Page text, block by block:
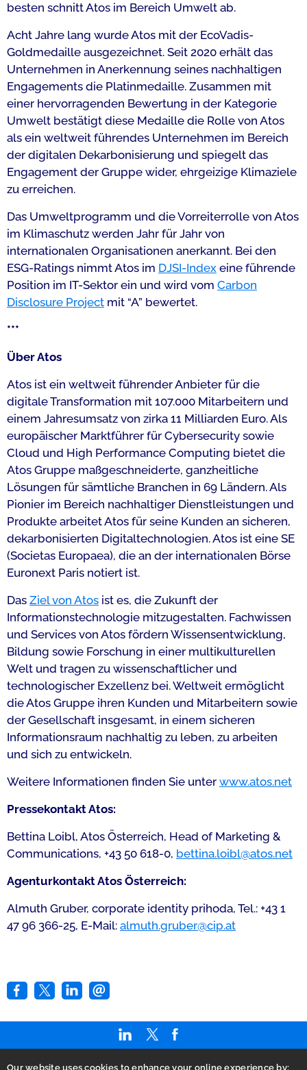
Our website uses cookies to enhance your online experience by;
besten schnitt Atos im Bereich Umwelt ab.
Acht Jahre lang wurde Atos mit der EcoVadis-
Goldmedaille ausgezeichnet. Seit 2020 erhält das
Unternehmen in Anerkennung seines nachhaltigen
Engagements die Platinmedaille. Zusammen mit
einer hervorragenden Bewertung in der Kategorie
Umwelt bestätigt diese Medaille die Rolle von Atos
als ein weltweit führendes Unternehmen im Bereich
der digitalen Dekarbonisierung und spiegelt das
Engagement der Gruppe wider, ehrgeizige Klimaziele
zu erreichen.
Das Umweltprogramm und die Vorreiterrolle von Atos
im Klimaschutz werden Jahr für Jahr von
internationalen Organisationen anerkannt. Bei den
ESG-Ratings nimmt Atos im DJSI-Index eine führende
Position im IT-Sektor ein und wird vom Carbon
Disclosure Project mit “A” bewertet.
***
Über Atos
Atos ist ein weltweit führender Anbieter für die
digitale Transformation mit 107.000 Mitarbeitern und
einem Jahresumsatz von zirka 11 Milliarden Euro. Als
europäischer Marktführer für Cybersecurity sowie
Cloud und High Performance Computing bietet die
Atos Gruppe maßgeschneiderte, ganzheitliche
Lösungen für sämtliche Branchen in 69 Ländern. Als
Pionier im Bereich nachhaltiger Dienstleistungen und
Produkte arbeitet Atos für seine Kunden an sicheren,
dekarbonisierten Digitaltechnologien. Atos ist eine SE
(Societas Europaea), die an der internationalen Börse
Euronext Paris notiert ist.
Das Ziel von Atos ist es, die Zukunft der
Informationstechnologie mitzugestalten. Fachwissen
und Services von Atos fördern Wissensentwicklung,
Bildung sowie Forschung in einer multikulturellen
Welt und tragen zu wissenschaftlicher und
technologischer Exzellenz bei. Weltweit ermöglicht
die Atos Gruppe ihren Kunden und Mitarbeitern sowie
der Gesellschaft insgesamt, in einem sicheren
Informationsraum nachhaltig zu leben, zu arbeiten
und sich zu entwickeln.
Weitere Informationen finden Sie unter www.atos.net
Pressekontakt Atos:
Bettina Loibl, Atos Österreich, Head of Marketing &
Communications, +43 50 618-0, bettina.loibl@atos.net
Agenturkontakt Atos Österreich:
Almuth Gruber, corporate identity prihoda, Tel.: +43 1
47 96 366-25, E-Mail: almuth.gruber@cip.at